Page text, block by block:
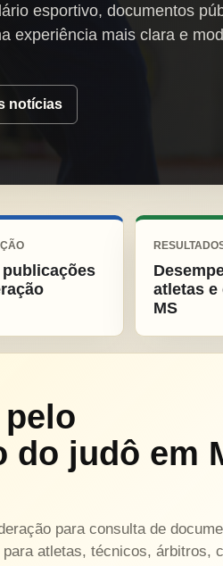
esportivo, documentos
experiência mais clara e
notícias
atletas e
MS
do judô em
para consulta de
atletas, técnicos, árbitros,